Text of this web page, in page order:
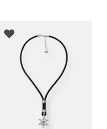
Añadir a favoritos